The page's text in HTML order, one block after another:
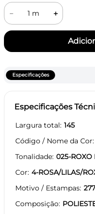
＋
－
Especificações
Especificações
Largura total 145
Código / Nome da Cor
Tonalidade 025-ROXO
Cor 4-ROSA/LILAS/
Motivo / Estampas
Composição